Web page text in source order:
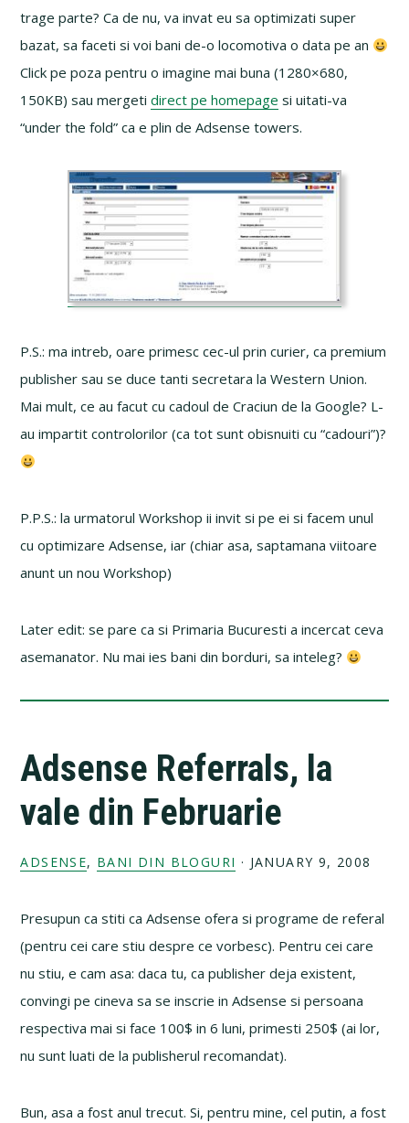
trage parte? Ca de nu, va invat eu sa optimizati super
bazat, sa faceti si voi bani de-o locomotiva o data pe an
Click pe poza pentru o imagine mai buna (1280×680,
150KB) sau mergetidirect pe homepage si uitati-va
“under the fold” ca e plin de Adsense towers.
P.S.: ma intreb, oare primesc cec-ul prin curier, ca premium
publisher sau se duce tanti secretara la Western Union.
Mai mult, ce au facut cu cadoul de Craciun de la Google? L-
au impartit controlorilor (ca tot sunt obisnuiti cu “cadouri”)?
P.P.S.: la urmatorul Workshop ii invit si pe ei si facem unul
cu optimizare Adsense, iar (chiar asa, saptamana viitoare
anunt un nou Workshop)
Later edit: se pare ca si Primaria Bucuresti a incercat ceva
asemanator. Nu mai ies bani din borduri, sa inteleg?
Adsense Referrals, la
vale din Februarie
ADSENSE, BANI DIN BLOGURI · JANUARY 9, 2008
Presupun ca stiti ca Adsense ofera si programe de referal
(pentru cei care stiu despre ce vorbesc). Pentru cei care
nu stiu, e cam asa: daca tu, ca publisher deja existent,
convingi pe cineva sa se inscrie in Adsense si persoana
respectiva mai si face 100$ in 6 luni, primesti 250$ (ai lor,
nu sunt luati de la publisherul recomandat).
Bun, asa a fost anul trecut. Si, pentru mine, cel putin, a fost